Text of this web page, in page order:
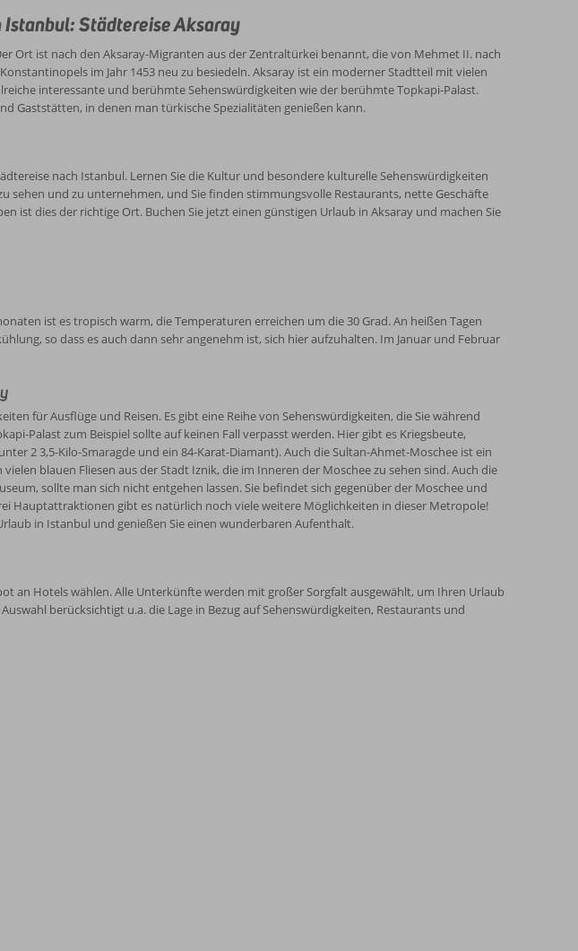
Städtereise Aksaray
Ort ist nach den Aksaray-Migranten aus der Zentraltürkei benannt, die von Mehmet II. nach
im Jahr 1453 neu zu besiedeln. Aksaray ist ein moderner Stadtteil mit vielen
interessante und berühmte Sehenswürdigkeiten wie der berühmte Topkapi-Palast.
Gaststätten, in denen man türkische Spezialitäten genießen kann.
nach Istanbul. Lernen Sie die Kultur und besondere kulturelle Sehenswürdigkeiten
sehen und zu unternehmen, und Sie finden stimmungsvolle Restaurants, nette Geschäfte
ist dies der richtige Ort. Buchen Sie jetzt einen günstigen Urlaub in Aksaray und machen Sie
ist es tropisch warm, die Temperaturen erreichen um die 30 Grad. An heißen Tagen
so dass es auch dann sehr angenehm ist, sich hier aufzuhalten. Im Januar und Februar
für Ausflüge und Reisen. Es gibt eine Reihe von Sehenswürdigkeiten, die Sie während
Palast zum Beispiel sollte auf keinen Fall verpasst werden. Hier gibt es Kriegsbeute,
2 3,5-Kilo-Smaragde und ein 84-Karat-Diamant). Auch die Sultan-Ahmet-Moschee ist ein
blauen Fliesen aus der Stadt Iznik, die im Inneren der Moschee zu sehen sind. Auch die
sollte man sich nicht entgehen lassen. Sie befindet sich gegenüber der Moschee und
Hauptattraktionen gibt es natürlich noch viele weitere Möglichkeiten in dieser Metropole!
in Istanbul und genießen Sie einen wunderbaren Aufenthalt.
an Hotels wählen. Alle Unterkünfte werden mit großer Sorgfalt ausgewählt, um Ihren Urlaub
berücksichtigt u.a. die Lage in Bezug auf Sehenswürdigkeiten, Restaurants und